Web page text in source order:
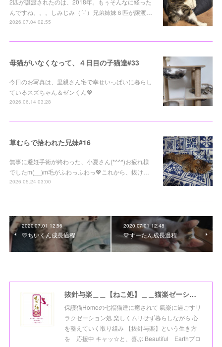
2匹が譲渡されたのは、2018年。もぅそんなに経った
んですね。。。しみじみ（´-`）兄弟姉妹６匹が譲渡…
2026.07.04 02:55
母猫がいなくなって、４日目の子猫達#33
今日のお写真は、里親さん宅で幸せいっぱいに暮らし
ているスズちゃん＆ゼンくん💖
2026.06.14 03:28
草むらで拾われた兄妹#16
無事に避妊手術が終わった、小夏さん(*^^*)お疲れ様
でしたm(__)m毛がふわっふわっ💖これから、抜け…
2026.05.24 03:00
2020.07.01 12:56
💛ちいくん成長過程
2020.07.01 12:48
💛すーたん成長過程
抜針与楽＿＿【ねこ処】＿＿猫楽ゼーションHome☆
保護猫Homeの七福猫達に癒されて 氣楽に過ごすリ
ラクゼーション処 楽しくムリせず暮らしながら 心
を整えていく取り組み 【抜針与楽】という生き方
を 応援中 キャッ☆と、喜ぶ Beautiful Earthプロ